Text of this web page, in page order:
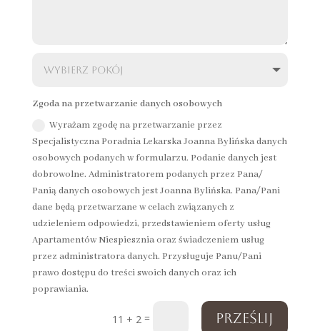
Zgoda na przetwarzanie danych osobowych
Wyrażam zgodę na przetwarzanie przez
Specjalistyczna Poradnia Lekarska Joanna Bylińska danych
osobowych podanych w formularzu. Podanie danych jest
dobrowolne. Administratorem podanych przez Pana/
Panią danych osobowych jest Joanna Bylińska. Pana/Pani
dane będą przetwarzane w celach związanych z
udzieleniem odpowiedzi, przedstawieniem oferty usług
Apartamentów Niespiesznia oraz świadczeniem usług
przez administratora danych. Przysługuje Panu/Pani
prawo dostępu do treści swoich danych oraz ich
poprawiania.
11 + 2 = Prześlij